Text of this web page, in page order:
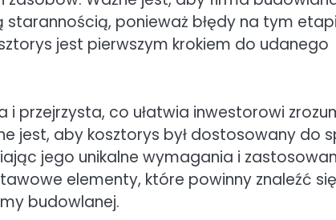
starannością, ponieważ błędy na tym
jest pierwszym krokiem do udanego
przejrzysta, co ułatwia inwestorowi
jest, aby kosztorys był dostosowany do
jego unikalne wymagania i
elementy, które powinny znaleźć
budowlanej.